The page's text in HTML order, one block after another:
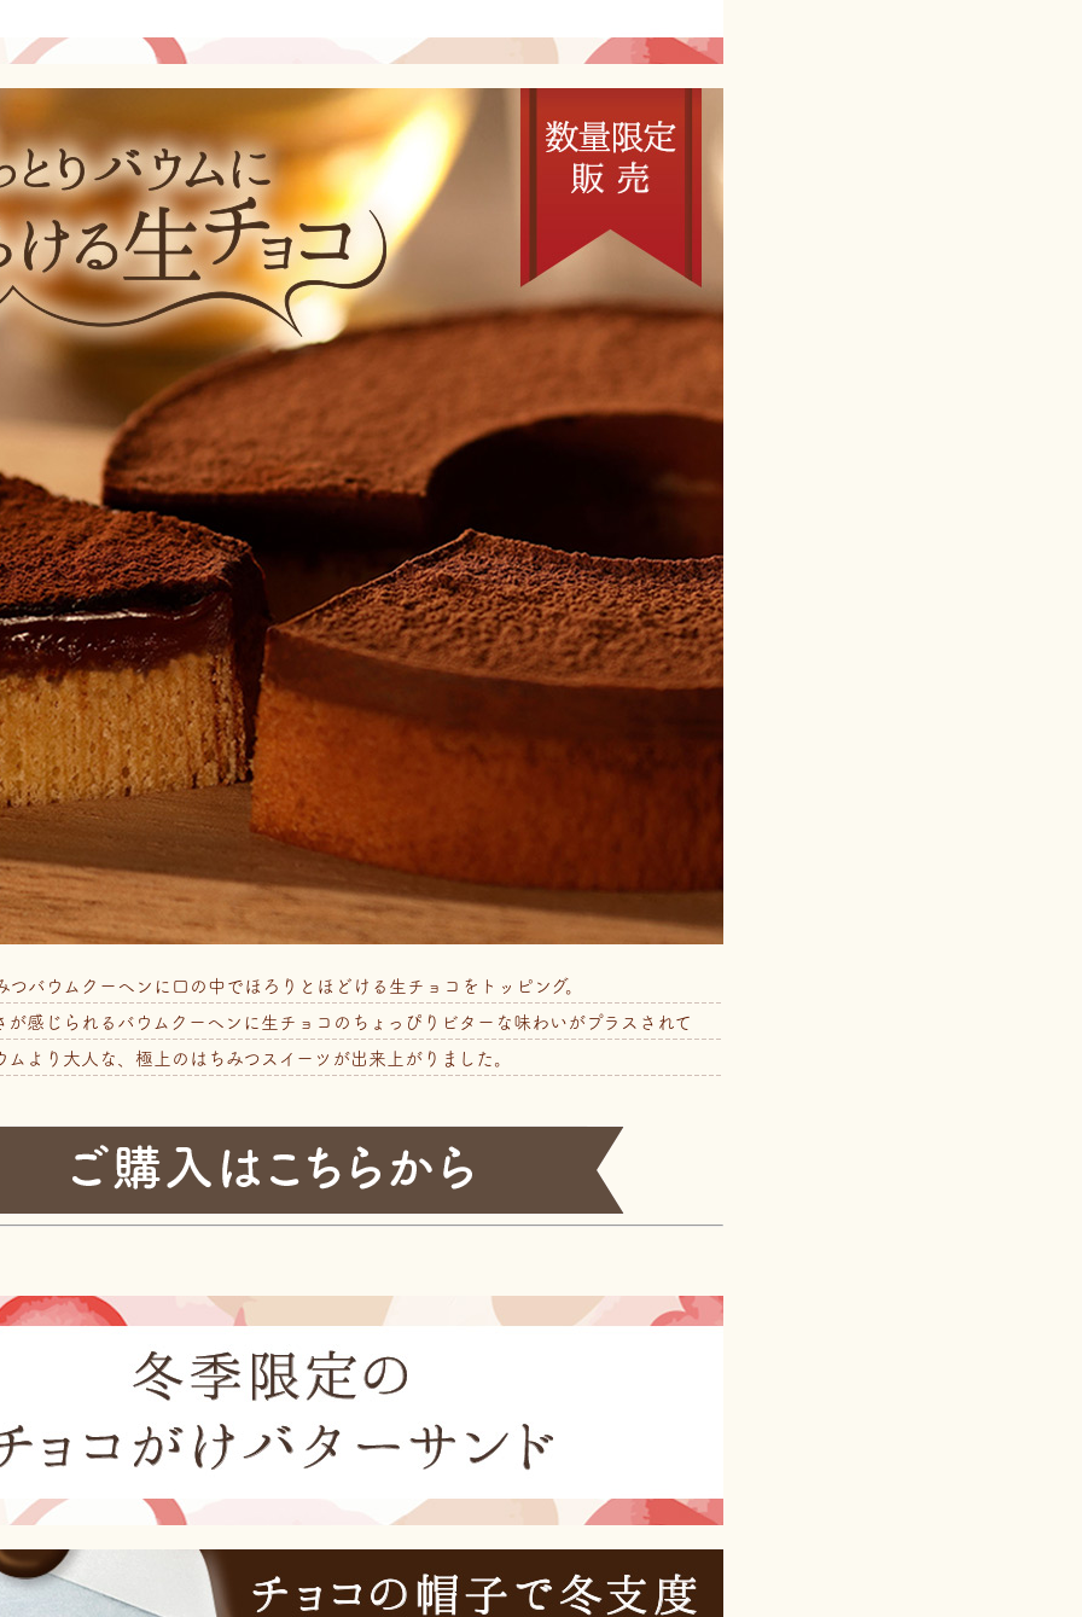
つバウムクーヘンに口の中でほろりとほどける生チョコをトッピング。
が感じられるバウムクーヘンに生チョコのちょっぴりビターな味わいがプラスされて
ムより大人な、極上のはちみつスイーツが出来上がりました。